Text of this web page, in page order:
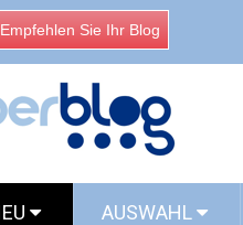
Empfehlen Sie Ihr Blog
AUSWAHL